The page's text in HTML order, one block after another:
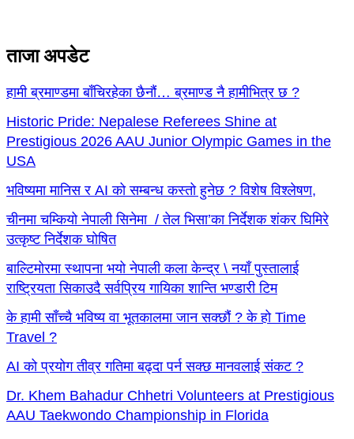
ताजा अपडेट
हामी ब्रमाण्डमा बाँचिरहेका छैनौं… ब्रमाण्ड नै हामीभित्र छ ?
Historic Pride: Nepalese Referees Shine at
Prestigious 2026 AAU Junior Olympic Games in the
USA
भविष्यमा मानिस र AI को सम्बन्ध कस्तो हुनेछ ? विशेष विश्लेषण,
चीनमा चम्कियो नेपाली सिनेमा / तेल भिसा’का निर्देशक शंकर घिमिरे
उत्कृष्ट निर्देशक घोषित
बाल्टिमोरमा स्थापना भयो नेपाली कला केन्द्र \ नयाँ पुस्तालाई
राष्ट्रियता सिकाउदै सर्वप्रिय गायिका शान्ति भण्डारी टिम
के हामी साँच्चै भविष्य वा भूतकालमा जान सक्छौं ? के हो Time
Travel ?
AI को प्रयोग तीव्र गतिमा बढ्दा पर्न सक्छ मानवलाई संकट ?
Dr. Khem Bahadur Chhetri Volunteers at Prestigious
AAU Taekwondo Championship in Florida